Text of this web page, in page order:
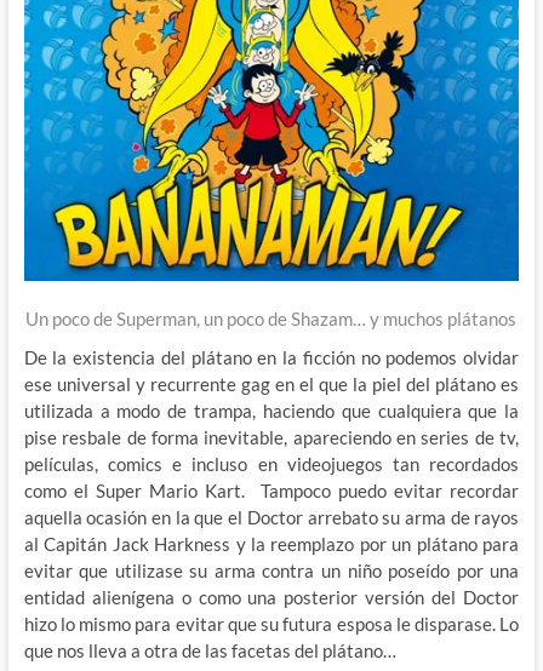
Un poco de Superman, un poco de Shazam… y muchos plátanos
De la existencia del plátano en la ficción no podemos olvidar
ese universal y recurrente gag en el que la piel del plátano es
utilizada a modo de trampa, haciendo que cualquiera que la
pise resbale de forma inevitable, apareciendo en series de tv,
películas, comics e incluso en videojuegos tan recordados
como el Super Mario Kart. Tampoco puedo evitar recordar
aquella ocasión en la que el Doctor arrebato su arma de rayos
al Capitán Jack Harkness y la reemplazo por un plátano para
evitar que utilizase su arma contra un niño poseído por una
entidad alienígena o como una posterior versión del Doctor
hizo lo mismo para evitar que su futura esposa le disparase. Lo
que nos lleva a otra de las facetas del plátano…